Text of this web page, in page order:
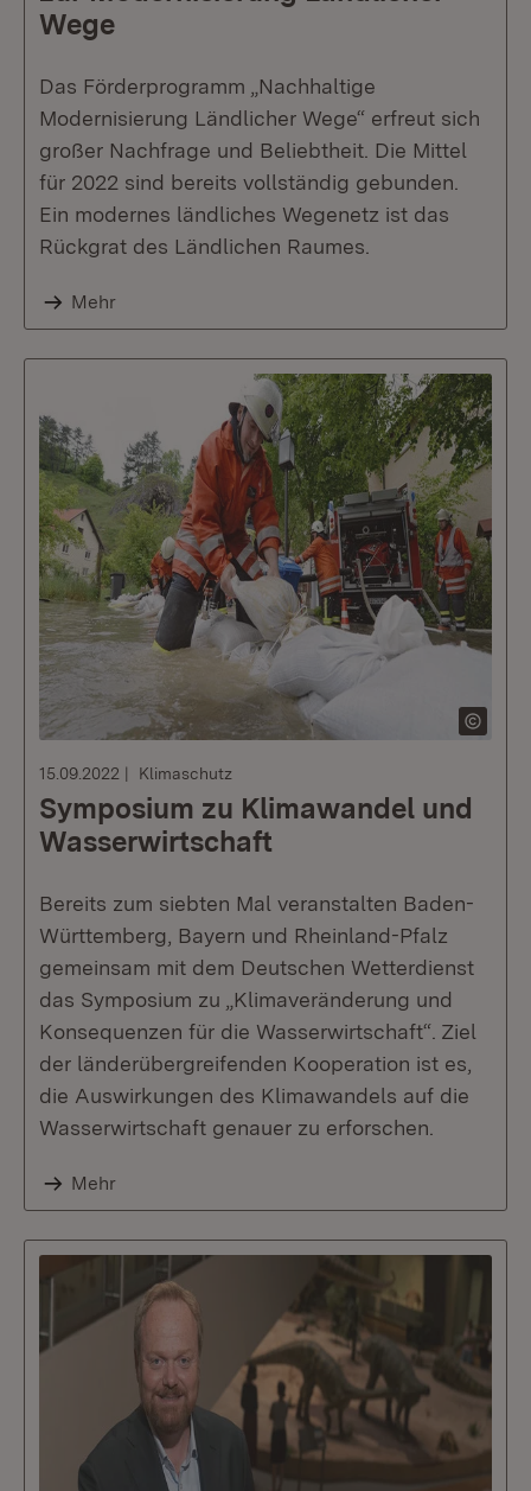
Wege
Das Förderprogramm „Nachhaltige
Modernisierung Ländlicher Wege“ erfreut sich
großer Nachfrage und Beliebtheit. Die Mittel
für 2022 sind bereits vollständig gebunden.
Ein modernes ländliches Wegenetz ist das
Rückgrat des Ländlichen Raumes.
Mehr
15.09.2022 Klimaschutz
Symposium zu Klimawandel und
Wasserwirtschaft
Bereits zum siebten Mal veranstalten Baden-
Württemberg, Bayern und Rheinland-Pfalz
gemeinsam mit dem Deutschen Wetterdienst
das Symposium zu „Klimaveränderung und
Konsequenzen für die Wasserwirtschaft“. Ziel
der länderübergreifenden Kooperation ist es,
die Auswirkungen des Klimawandels auf die
Wasserwirtschaft genauer zu erforschen.
Mehr